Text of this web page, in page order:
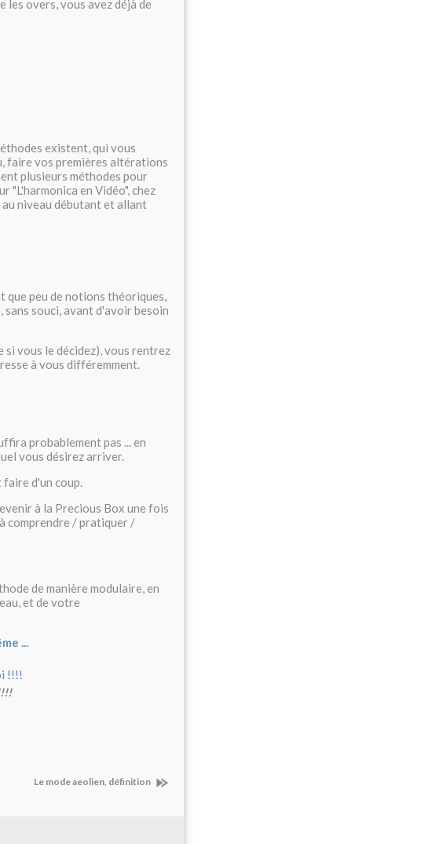
les overs, vous avez déjà de
existent, qui vous
faire vos premières altérations
plusieurs méthodes pour
"L'harmonica en Vidéo", chez
niveau débutant et allant
que peu de notions théoriques,
sans souci, avant d'avoir besoin
si vous le décidez), vous rentrez
à vous différemment.
probablement pas ... en
vous désirez arriver.
faire d'un coup.
à la Precious Box une fois
comprendre / pratiquer /
de manière modulaire, en
et de votre
...
Le mode aeolien, définition